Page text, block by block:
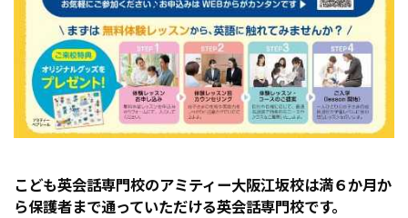
こども英会話専門校のアミティー大阪江坂校は満６か月か
ら保護者まで通っていただける英会話専門校です。